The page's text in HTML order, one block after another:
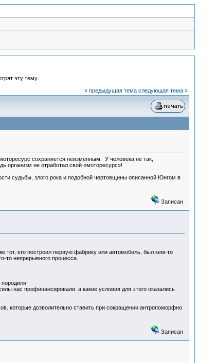
эту тему.
« предыдущая тема следующая тема »
сохраняется неизменным. У человека не так,
организм не отработал свой «моторесурс»!
судьбы, злого рока и подобной чертовщины описанной Юнгом в
Записан
кто построил первую фабрику или автомобиль, был кем-то
то непрерывного процесса.
нас профинансировали. а какие условия для этого оказались
которые дозволительно ставить при сокращении антропоморфно
Записан